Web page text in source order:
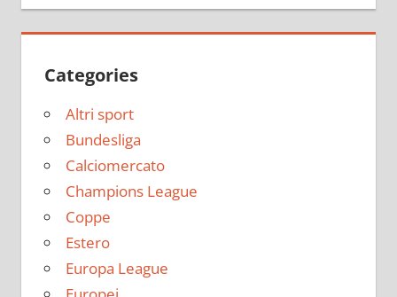
Categories
Altri sport
Bundesliga
Calciomercato
Champions League
Coppe
Estero
Europa League